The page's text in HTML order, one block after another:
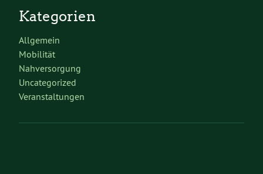
Kategorien
Allgemein
Mobilität
Nahversorgung
Uncategorized
Veranstaltungen